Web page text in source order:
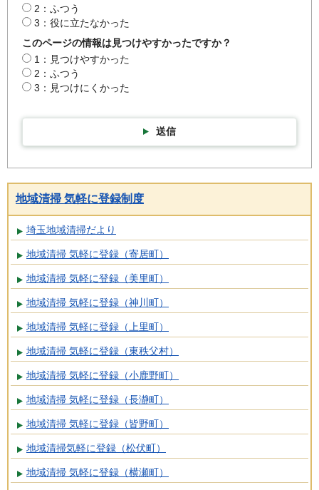
2：ふつう
3：役に立たなかった
このページの情報は見つけやすかったですか？
1：見つけやすかった
2：ふつう
3：見つけにくかった
送信
地域清掃 気軽に登録制度
埼玉地域清掃だより
地域清掃 気軽に登録（寄居町）
地域清掃 気軽に登録（美里町）
地域清掃 気軽に登録（神川町）
地域清掃 気軽に登録（上里町）
地域清掃 気軽に登録（東秩父村）
地域清掃 気軽に登録（小鹿野町）
地域清掃 気軽に登録（長瀞町）
地域清掃 気軽に登録（皆野町）
地域清掃気軽に登録（松伏町）
地域清掃 気軽に登録（横瀬町）